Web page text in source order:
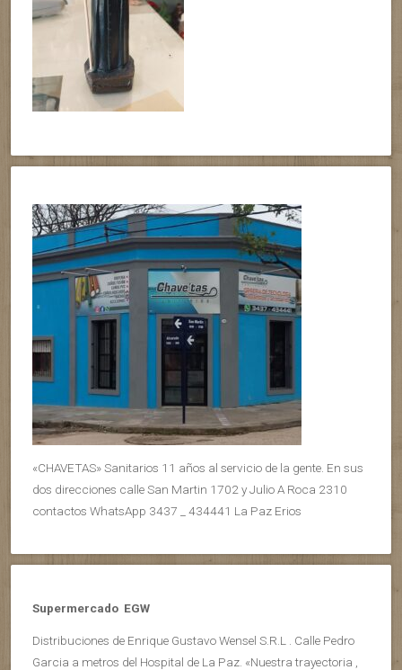
«CHAVETAS» Sanitarios 11 años al servicio de la gente. En sus
dos direcciones calle San Martin 1702 y Julio A Roca 2310
contactos WhatsApp 3437 _ 434441 La Paz Erios
Supermercado EGW
Distribuciones de Enrique Gustavo Wensel S.R.L . Calle Pedro
Garcia a metros del Hospital de La Paz. «Nuestra trayectoria ,